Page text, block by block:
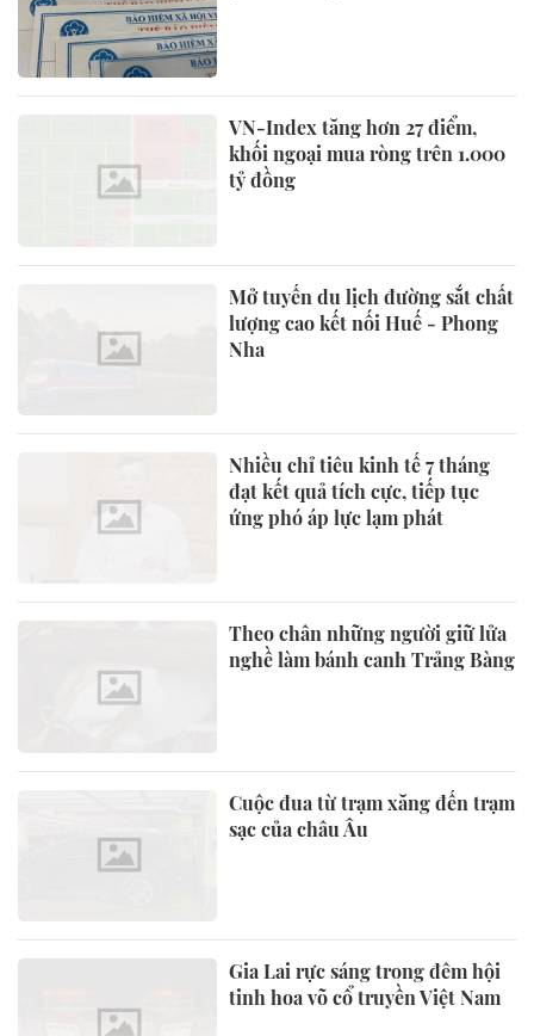
VN-Index tăng hơn 27 điểm,
khối ngoại mua ròng trên 1.000
tỷ đồng
Mở tuyến du lịch đường sắt chất
lượng cao kết nối Huế - Phong
Nha
Nhiều chỉ tiêu kinh tế 7 tháng
đạt kết quả tích cực, tiếp tục
ứng phó áp lực lạm phát
Theo chân những người giữ lửa
nghề làm bánh canh Trảng Bàng
Cuộc đua từ trạm xăng đến trạm
sạc của châu Âu
Gia Lai rực sáng trong đêm hội
tinh hoa võ cổ truyền Việt Nam